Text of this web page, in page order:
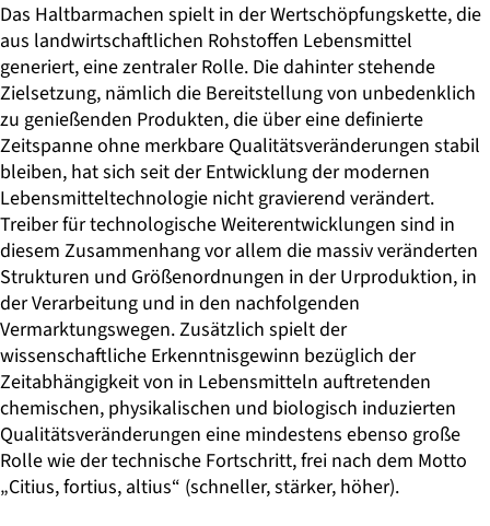
Das Haltbarmachen spielt in der Wertschöpfungskette, die
aus landwirtschaftlichen Rohstoffen Lebensmittel
generiert, eine zentraler Rolle. Die dahinter stehende
Zielsetzung, nämlich die Bereitstellung von unbedenklich
zu genießenden Produkten, die über eine definierte
Zeitspanne ohne merkbare Qualitätsveränderungen stabil
bleiben, hat sich seit der Entwicklung der modernen
Lebensmitteltechnologie nicht gravierend verändert.
Treiber für technologische Weiterentwicklungen sind in
diesem Zusammenhang vor allem die massiv veränderten
Strukturen und Größenordnungen in der Urproduktion, in
der Verarbeitung und in den nachfolgenden
Vermarktungswegen. Zusätzlich spielt der
wissenschaftliche Erkenntnisgewinn bezüglich der
Zeitabhängigkeit von in Lebensmitteln auftretenden
chemischen, physikalischen und biologisch induzierten
Qualitätsveränderungen eine mindestens ebenso große
Rolle wie der technische Fortschritt, frei nach dem Motto
„Citius, fortius, altius“ (schneller, stärker, höher).